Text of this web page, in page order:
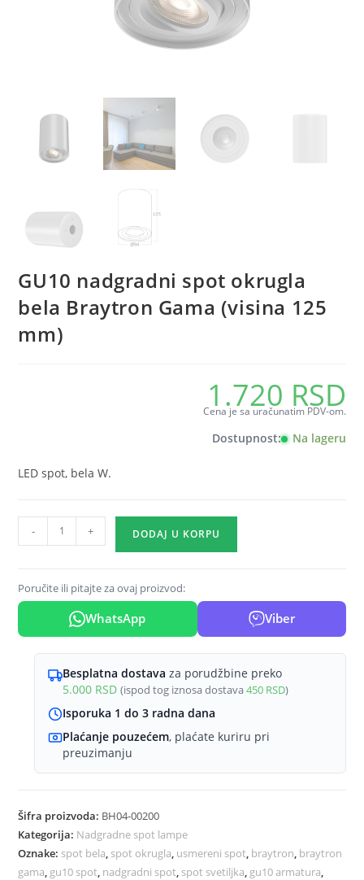
GU10 nadgradni spot okrugla
bela Braytron Gama (visina 125
mm)
1.720 RSD
Cena je sa uračunatim PDV-om.
Dostupnost: Na lageru
LED spot, bela W.
nadgradni
okrugla
bela
(visina
- + DODAJ U KORPU
Poručite ili pitajte za ovaj proizvod:
WhatsApp Viber
Besplatna dostava za porudžbine preko
5.000 RSD (ispod tog iznosa dostava450 RSD)
Isporuka 1 do 3 radna dana
Plaćanje pouzećem, plaćate kuriru pri
preuzimanju
Šifra proizvoda: BH04-00200
Kategorija: Nadgradne spot lampe
Oznake: spot bela spot okrugla usmereni spot braytron braytron
gama gu10 spot nadgradni spot spot svetiljka gu10 armatura